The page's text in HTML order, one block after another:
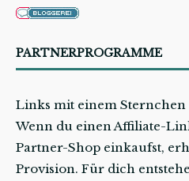
PARTNERPROGRAMME
Links mit einem Sternchen
Wenn du einen Affiliate-
Partner-Shop einkaufst,
Provision. Für dich